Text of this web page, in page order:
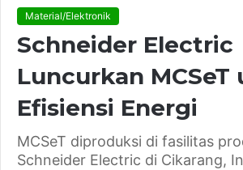
Material/Elektronik
Schneider Electric
Luncurkan
Efisiensi Energi
MCSeT diproduksi di fasilitas
Schneider Electric di Cikarang,